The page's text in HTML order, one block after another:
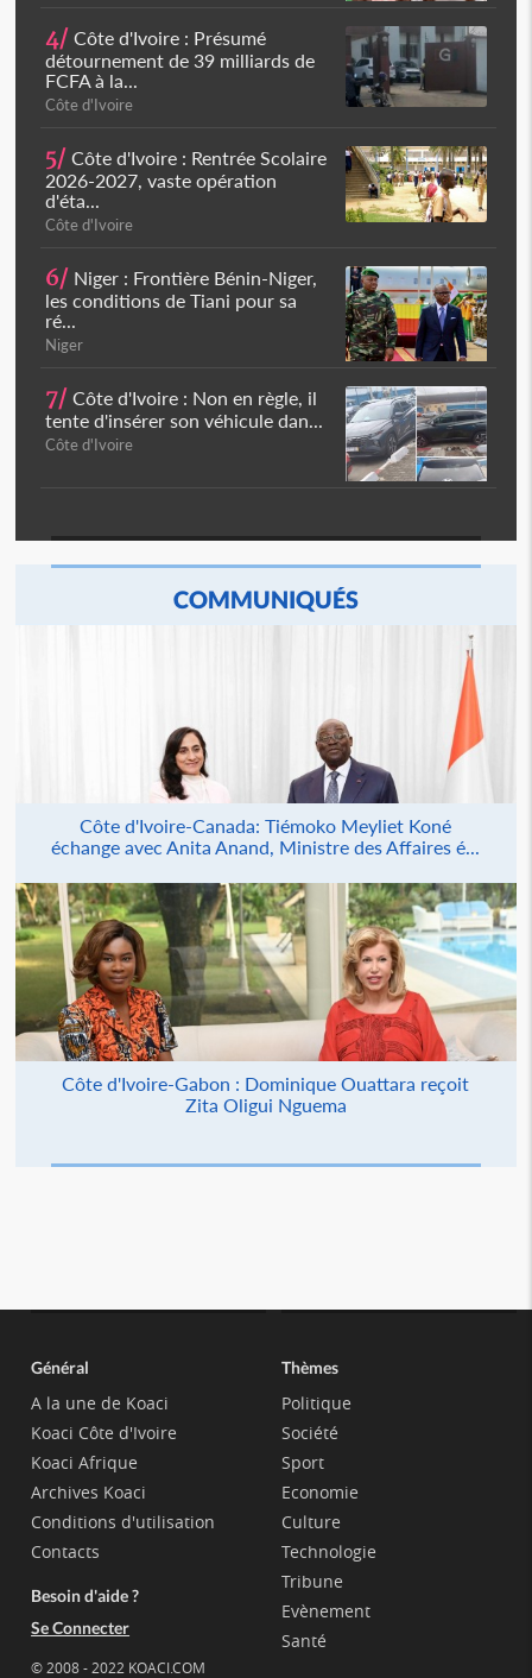
4/ Côte d'Ivoire : Présumé
détournement de 39 milliards de
FCFA à la...
Côte d'Ivoire
5/ Côte d'Ivoire : Rentrée Scolaire
2026-2027, vaste opération
d'éta...
Côte d'Ivoire
6/ Niger : Frontière Bénin-Niger,
les conditions de Tiani pour sa
ré...
Niger
7/ Côte d'Ivoire : Non en règle, il
tente d'insérer son véhicule dan...
Côte d'Ivoire
COMMUNIQUÉS
Côte d'Ivoire-Canada: Tiémoko Meyliet Koné
échange avec Anita Anand, Ministre des Affaires é...
Côte d'Ivoire-Gabon : Dominique Ouattara reçoit
Zita Oligui Nguema
Général
A la une de Koaci
Koaci Côte d'Ivoire
Koaci Afrique
Archives Koaci
Conditions d'utilisation
Contacts
Besoin d'aide ?
Se Connecter
© 2008 - 2022 KOACI.COM
Thèmes
Politique
Société
Sport
Economie
Culture
Technologie
Tribune
Evènement
Santé